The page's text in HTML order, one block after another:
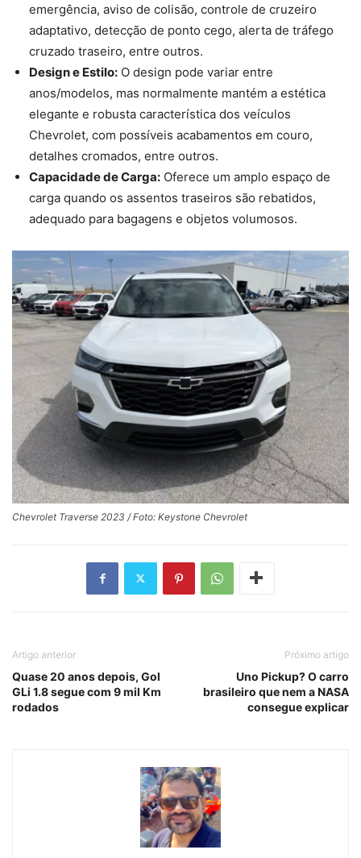
emergência, aviso de colisão, controle de cruzeiro
adaptativo, detecção de ponto cego, alerta de tráfego
cruzado traseiro, entre outros.
Design e Estilo: O design pode variar entre
anos/modelos, mas normalmente mantém a estética
elegante e robusta característica dos veículos
Chevrolet, com possíveis acabamentos em couro,
detalhes cromados, entre outros.
Capacidade de Carga: Oferece um amplo espaço de
carga quando os assentos traseiros são rebatidos,
adequado para bagagens e objetos volumosos.
Chevrolet Traverse 2023 / Foto: Keystone Chevrolet
Artigo anterior
Quase 20 anos depois, Gol
GLi 1.8 segue com 9 mil Km
rodados
Próximo artigo
Uno Pickup? O carro
brasileiro que nem a NASA
consegue explicar